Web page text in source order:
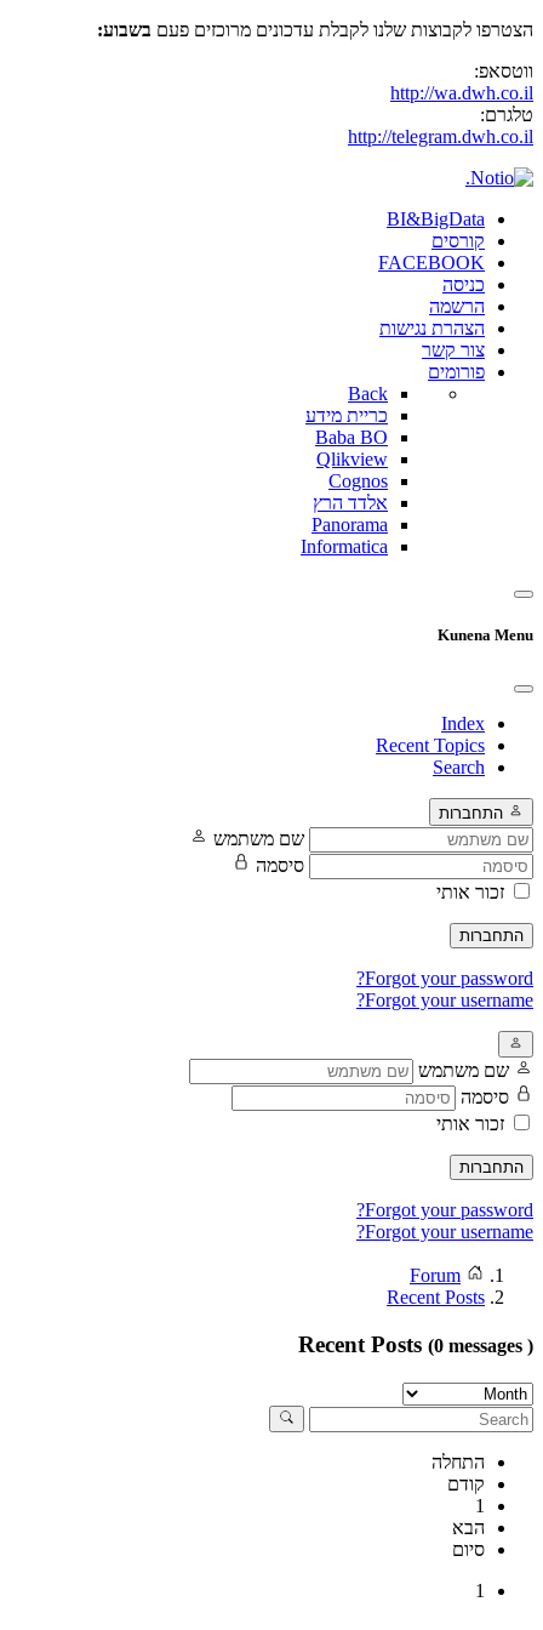
הצטרפו לקבוצות שלנו לקבלת עדכונים מרוכזים פעם בשבוע:
ווטסאפ:
http://wa.dwh.co.il
טלגרם:
http://telegram.dwh.co.il
BI&BigData
קורסים
FACEBOOK
כניסה
הרשמה
הצהרת נגישות
צור קשר
פורומים
Back
כריית מידע
Baba BO
Qlikview
Cognos
אלדד הרץ
Panorama
Informatica
Kunena Menu
Index
Recent Topics
Search
התחברות
שם משתמש
סיסמה
זכור אותי
התחברות
Forgot your password?
Forgot your username?
שם משתמש
סיסמה
זכור אותי
התחברות
Forgot your password?
Forgot your username?
Forum
Recent Posts
Recent Posts (0 messages )
התחלה
קודם
1
הבא
סיום
1